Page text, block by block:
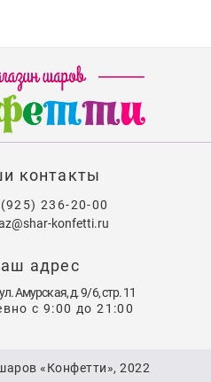
контакты
236-20-00
konfetti.ru
адрес
Амурская, д. 9/6, стр. 11
с 9:00 до 21:00
«Конфетти», 2022